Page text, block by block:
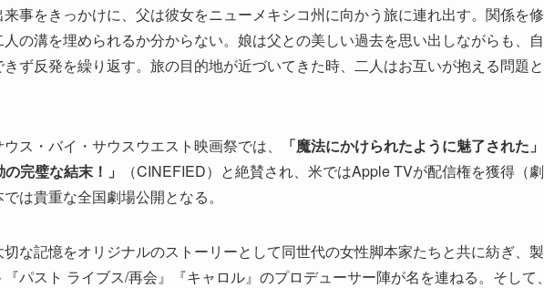
事をきっかけに、父は彼女をニューメキシコ州に向かう旅に連れ出す。関係を修
の溝を埋められるか分からない。娘は父との美しい過去を思い出しながらも、自
ず反発を繰り返す。旅の目的地が近づいてきた時、二人はお互いが抱える問題と
ス・バイ・サウスウエスト映画祭では、
「魔法にかけられたように魅了された」
の完璧な結末！」
（CINEFIED）と絶賛され、米ではApple TVが配信権を獲得（劇
は貴重な全国劇場公開となる。
な記憶をオリジナルのストーリーとして同世代の女性脚本家たちと共に紡ぎ、製
パスト ライブス/再会』『キャロル』のプロデューサー陣が名を連ねる。そして、